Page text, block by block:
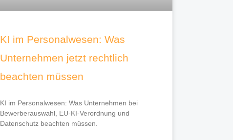
KI im Personalwesen: Was
Unternehmen jetzt rechtlich
beachten müssen
KI im Personalwesen: Was Unternehmen bei
Bewerberauswahl, EU-KI-Verordnung und
Datenschutz beachten müssen.